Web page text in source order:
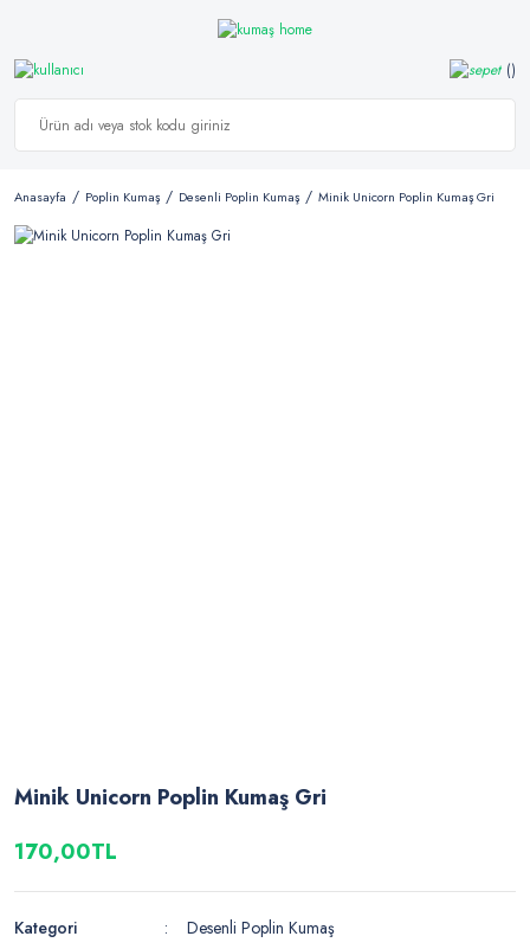
Anasayfa Poplin Kumaş Desenli Poplin Kumaş Minik Unicorn Poplin Kumaş Gri
Minik Unicorn Poplin Kumaş Gri
170,00TL
Kategori
Desenli Poplin Kumaş